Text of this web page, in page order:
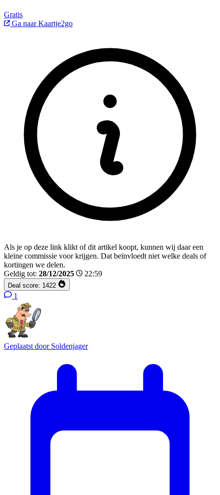
Gratis
Ga naar Kaartje2go
Als je op deze link klikt of dit artikel koopt, kunnen wij daar een
kleine commissie voor krijgen. Dat beïnvloedt niet welke deals of
kortingen we delen.
Geldig tot: 28/12/2025 22:59
Deal score: 1422
1
Geplaatst door Soldenjager